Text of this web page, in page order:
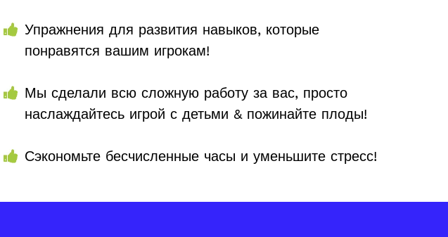
Упражнения для развития навыков, которые
понравятся вашим игрокам!
Мы сделали всю сложную работу за вас, просто
наслаждайтесь игрой с детьми & пожинайте плоды!
Сэкономьте бесчисленные часы и уменьшите стресс!